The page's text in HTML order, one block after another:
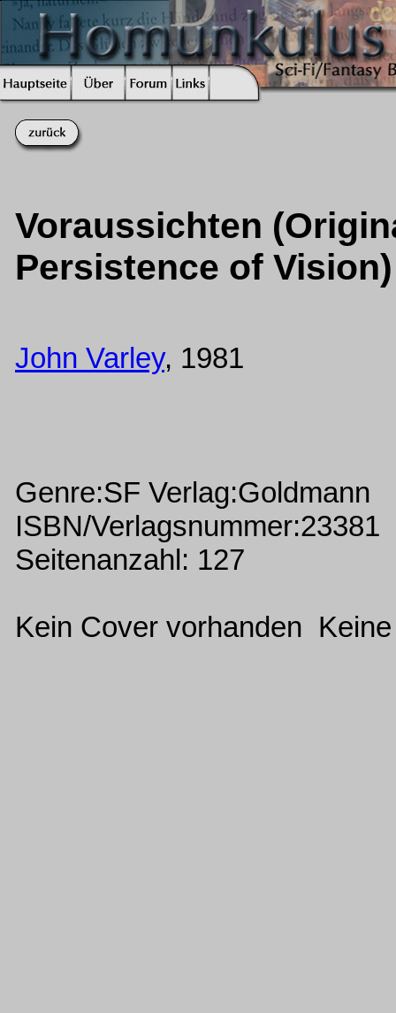
Voraussichten
Persistence of Vision)
John Varley, 1981
Genre:SF Verlag:Goldmann
ISBN/Verlagsnummer:23381
Seitenanzahl: 127
Kein Cover vorhanden